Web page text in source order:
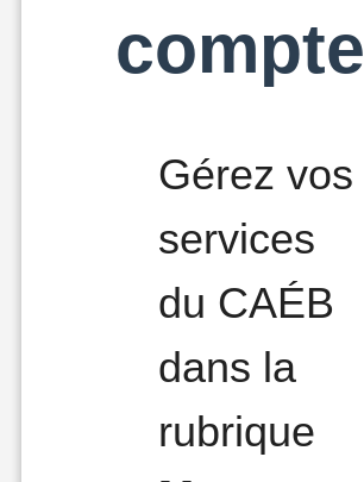
compte
Gérez vos
services
du CAÉB
dans la
rubrique